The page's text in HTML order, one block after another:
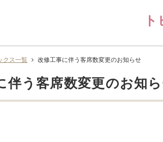
クス一覧 改修工事に伴う客席数変更のお知らせ
伴う客席数変更のお知